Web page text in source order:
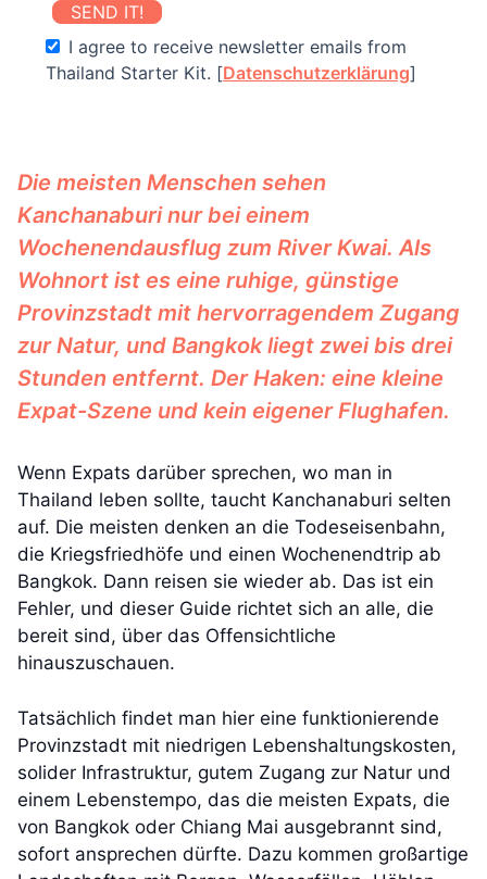
SEND IT!
I agree to receive newsletter emails from
Thailand Starter Kit. [Datenschutzerklärung]
Die meisten Menschen sehen
Kanchanaburi nur bei einem
Wochenendausflug zum River Kwai. Als
Wohnort ist es eine ruhige, günstige
Provinzstadt mit hervorragendem Zugang
zur Natur, und Bangkok liegt zwei bis drei
Stunden entfernt. Der Haken: eine kleine
Expat-Szene und kein eigener Flughafen.
Wenn Expats darüber sprechen, wo man in
Thailand leben sollte, taucht Kanchanaburi selten
auf. Die meisten denken an die Todeseisenbahn,
die Kriegsfriedhöfe und einen Wochenendtrip ab
Bangkok. Dann reisen sie wieder ab. Das ist ein
Fehler, und dieser Guide richtet sich an alle, die
bereit sind, über das Offensichtliche
hinauszuschauen.
Tatsächlich findet man hier eine funktionierende
Provinzstadt mit niedrigen Lebenshaltungskosten,
solider Infrastruktur, gutem Zugang zur Natur und
einem Lebenstempo, das die meisten Expats, die
von Bangkok oder Chiang Mai ausgebrannt sind,
sofort ansprechen dürfte. Dazu kommen großartige